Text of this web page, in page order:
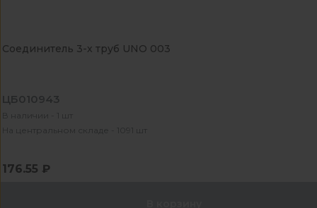
Соединитель 3-х труб UNO 003
ЦБ010943
В наличии - 1 шт
На центральном складе - 1091 шт
176.55 ₽